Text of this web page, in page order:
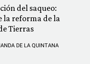
del saqueo:
la reforma de la
Tierras
DE LA QUINTANA